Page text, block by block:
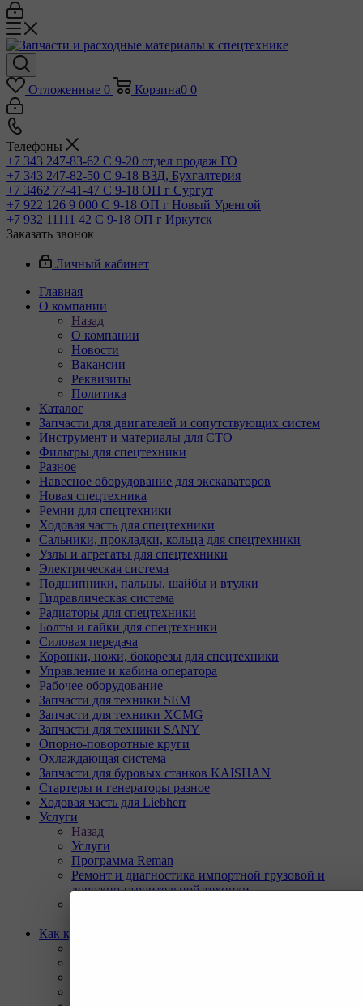
Отложенные 0 Корзина0 0
Телефоны
+7 343 247-83-62 С 9-20 отдел продаж ГО
+7 343 247-82-50 С 9-18 ВЗД, Бухгалтерия
+7 3462 77-41-47 С 9-18 ОП г Сургут
+7 922 126 9 000 С 9-18 ОП г Новый Уренгой
+7 932 11111 42 С 9-18 ОП г Иркутск
Заказать звонок
Личный кабинет
Главная
О компании
Назад
О компании
Новости
Вакансии
Реквизиты
Политика
Каталог
Запчасти для двигателей и сопутствующих систем
Инструмент и материалы для СТО
Фильтры для спецтехники
Разное
Навесное оборудование для экскаваторов
Новая спецтехника
Ремни для спецтехники
Ходовая часть для спецтехники
Сальники, прокладки, кольца для спецтехники
Узлы и агрегаты для спецтехники
Электрическая система
Подшипники, пальцы, шайбы и втулки
Гидравлическая система
Радиаторы для спецтехники
Болты и гайки для спецтехники
Силовая передача
Коронки, ножи, бокорезы для спецтехники
Управление и кабина оператора
Рабочее оборудование
Запчасти для техники SEM
Запчасти для техники XCMG
Запчасти для техники SANY
Опорно-поворотные круги
Охлаждающая система
Запчасти для буровых станков KAISHAN
Стартеры и генераторы разное
Ходовая часть для Liebherr
Услуги
Назад
Услуги
Программа Reman
Ремонт и диагностика импортной грузовой и
дорожно-строительной техники.
Как купить